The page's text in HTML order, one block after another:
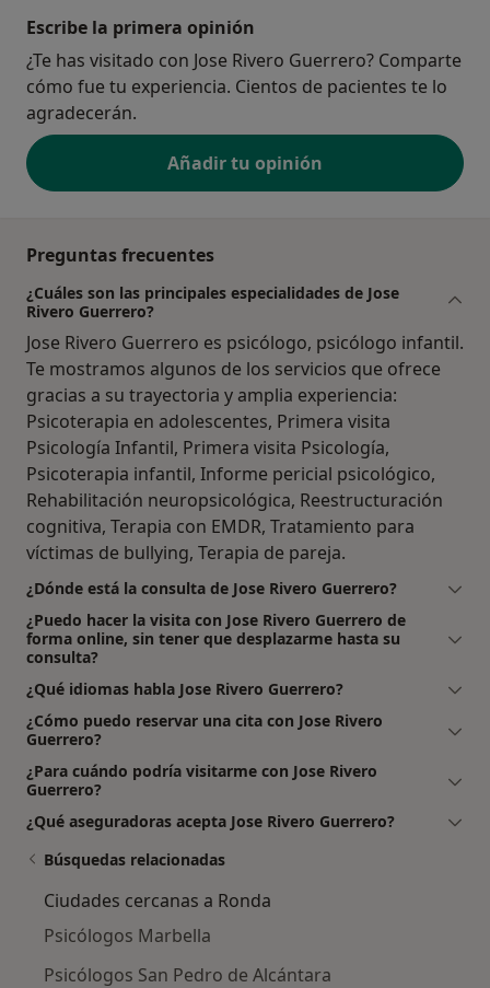
Escribe la primera opinión
¿Te has visitado con Jose Rivero Guerrero? Comparte
cómo fue tu experiencia. Cientos de pacientes te lo
agradecerán.
Añadir tu opinión
Preguntas frecuentes
¿Cuáles son las principales especialidades de Jose
Rivero Guerrero?
Jose Rivero Guerrero es psicólogo, psicólogo infantil.
Te mostramos algunos de los servicios que ofrece
gracias a su trayectoria y amplia experiencia:
Psicoterapia en adolescentes, Primera visita
Psicología Infantil, Primera visita Psicología,
Psicoterapia infantil, Informe pericial psicológico,
Rehabilitación neuropsicológica, Reestructuración
cognitiva, Terapia con EMDR, Tratamiento para
víctimas de bullying, Terapia de pareja.
¿Dónde está la consulta de Jose Rivero Guerrero?
¿Puedo hacer la visita con Jose Rivero Guerrero de
forma online, sin tener que desplazarme hasta su
consulta?
¿Qué idiomas habla Jose Rivero Guerrero?
¿Cómo puedo reservar una cita con Jose Rivero
Guerrero?
¿Para cuándo podría visitarme con Jose Rivero
Guerrero?
¿Qué aseguradoras acepta Jose Rivero Guerrero?
Búsquedas relacionadas
Ciudades cercanas a Ronda
Psicólogos Marbella
Psicólogos San Pedro de Alcántara